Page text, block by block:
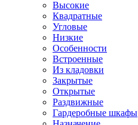
Высокие
Квадратные
Угловые
Низкие
Особенности
Встроенные
Из кладовки
Закрытые
Открытые
Раздвижные
Гардеробные шкафы